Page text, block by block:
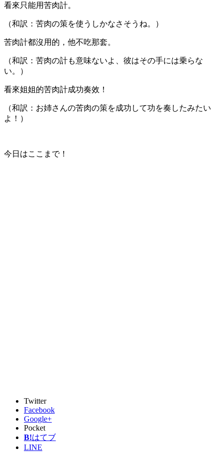
看來只能用苦肉計。
（和訳：苦肉の策を使うしかなさそうね。）
苦肉計都沒用的，他不吃那套。
（和訳：苦肉の計も意味ないよ、彼はその手には乗らな
い。）
看來姐姐的苦肉計成功奏效！
（和訳：お姉さんの苦肉の策を成功して功を奏したみたい
よ！）
今日はここまで！
Twitter
Facebook
Google+
Pocket
B!はてブ
LINE